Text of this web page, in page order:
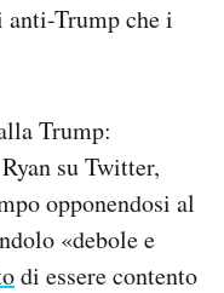
Trump che i
Trump:
su Twitter,
opponendosi al
«debole e
di essere contento